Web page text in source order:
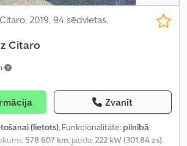
2019, 94 sēdvietas,
Citaro
Zvanīt
(lietots), Funkcionalitāte: pilnībā
578 607 km, jauda:222 kW (301,84 zs),